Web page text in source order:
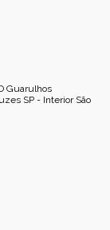
Guarulhos
SP - Interior São